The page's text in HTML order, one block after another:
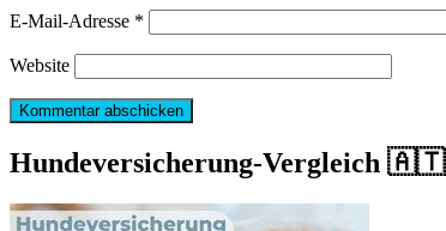
E-Mail-Adresse *
Website
Hundeversicherung-Vergleich 🇦🇹